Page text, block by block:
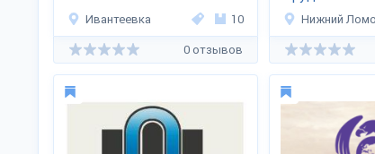
трансформации
«Трансформер»
Ивантеевка 10
0 отзывов
Нижний